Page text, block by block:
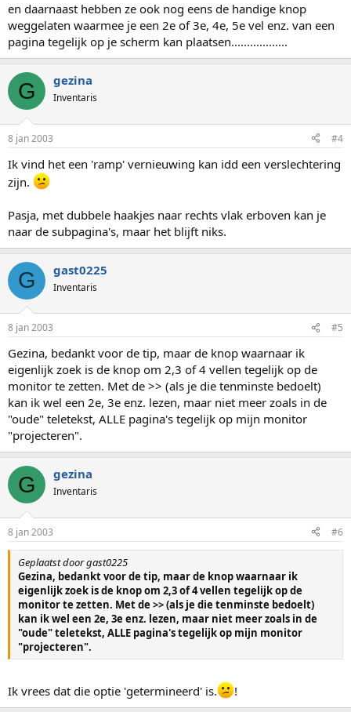
en daarnaast hebben ze ook nog eens de handige knop
weggelaten waarmee je een 2e of 3e, 4e, 5e vel enz. van een
pagina tegelijk op je scherm kan plaatsen..................
G gezina
Inventaris
8 jan 2003 #4
Ik vind het een 'ramp' vernieuwing kan idd een verslechtering
zijn.
Pasja, met dubbele haakjes naar rechts vlak erboven kan je
naar de subpagina's, maar het blijft niks.
G gast0225
Inventaris
8 jan 2003 #5
Gezina, bedankt voor de tip, maar de knop waarnaar ik
eigenlijk zoek is de knop om 2,3 of 4 vellen tegelijk op de
monitor te zetten. Met de >> (als je die tenminste bedoelt)
kan ik wel een 2e, 3e enz. lezen, maar niet meer zoals in de
"oude" teletekst, ALLE pagina's tegelijk op mijn monitor
"projecteren".
G gezina
Inventaris
8 jan 2003 #6
Geplaatst door gast0225
Gezina, bedankt voor de tip, maar de knop waarnaar ik
eigenlijk zoek is de knop om 2,3 of 4 vellen tegelijk op de
monitor te zetten. Met de >> (als je die tenminste bedoelt)
kan ik wel een 2e, 3e enz. lezen, maar niet meer zoals in de
"oude" teletekst, ALLE pagina's tegelijk op mijn monitor
"projecteren".
Ik vrees dat die optie 'getermineerd' is. !